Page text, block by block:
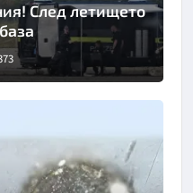
След летището